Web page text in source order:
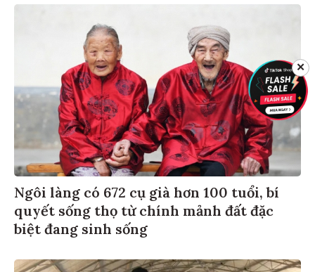
Ngôi làng có 672 cụ già hơn 100 tuổi, bí
quyết sống thọ từ chính mảnh đất đặc
biệt đang sinh sống
✕